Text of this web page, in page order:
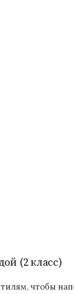
(2 класс)
чтобы